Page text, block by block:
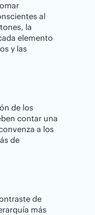
al
la
elemento
y las
de los
contar una
a los
de
de
más